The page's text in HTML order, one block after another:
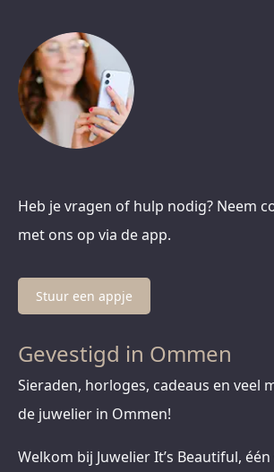
Heb je vragen of hulp nodig? Neem
met ons op via de app.
Stuur een appje
Gevestigd in Ommen
Sieraden, horloges, cadeaus en veel
de juwelier in Ommen!
Welkom bij Juwelier It’s Beautiful,